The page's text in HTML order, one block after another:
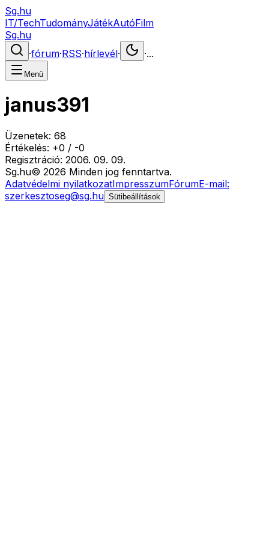
Sg.hu
IT/TechTudományJátékAutóFilm
Sg.hu
·fórum·RSS·hírlevél· ·...
Menü
janus391
Üzenetek: 68
Értékelés: +0 / -0
Regisztráció: 2006. 09. 09.
Sg.hu© 2026 Minden jog fenntartva.
Adatvédelmi nyilatkozatImpresszumFórumE-mail:
szerkesztoseg@sg.hu Sütibeállítások